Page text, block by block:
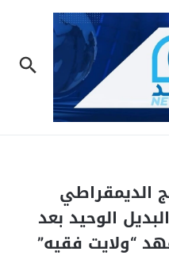
الديمقراطي
الوحيد بعد
“ولایت فقیه”